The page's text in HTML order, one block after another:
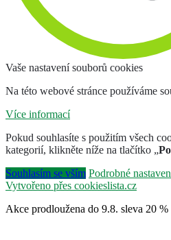
Vaše nastavení souborů cookies
Na této webové stránce používáme
Více informací
Pokud souhlasíte s použitím všech
kategorií, klikněte níže na tlačítko „
Souhlasím se vším Podrobné
Vytvořeno přes cookieslista.cz
Akce prodloužena do 9.8. sleva 20